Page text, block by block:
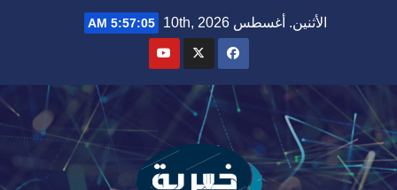
الأثنين. أغسطس 10th, 2026 5:57:06 AM